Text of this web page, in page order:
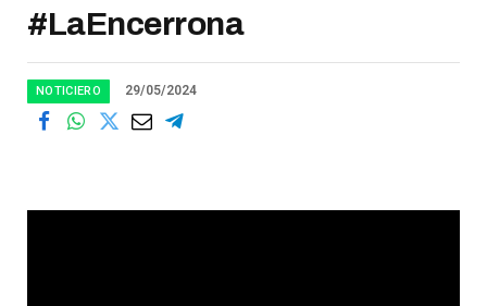
#LaEncerrona
NOTICIERO 29/05/2024